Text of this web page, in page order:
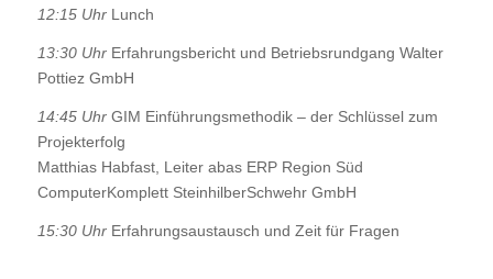
12:15 Uhr Lunch
13:30 UhrErfahrungsbericht und Betriebsrundgang Walter
Pottiez GmbH
14:45 UhrGIM Einführungsmethodik – der Schlüssel zum
Projekterfolg
Matthias Habfast, Leiter abas ERP Region Süd
ComputerKomplett SteinhilberSchwehr GmbH
15:30 UhrErfahrungsaustausch und Zeit für Fragen